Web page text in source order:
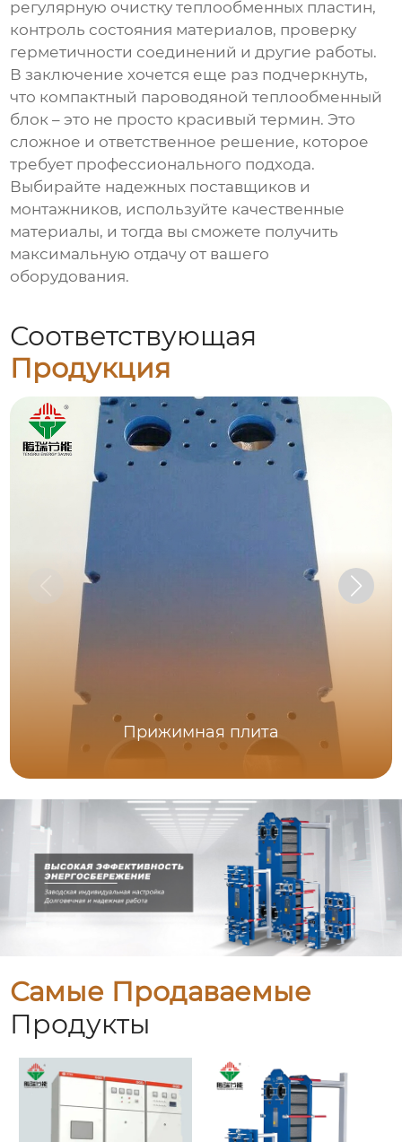
регулярную очистку теплообменных пластин,
контроль состояния материалов, проверку
герметичности соединений и другие работы.
В заключение хочется еще раз подчеркнуть,
что компактный пароводяной теплообменный
блок – это не просто красивый термин. Это
сложное и ответственное решение, которое
требует профессионального подхода.
Выбирайте надежных поставщиков и
монтажников, используйте качественные
материалы, и тогда вы сможете получить
максимальную отдачу от вашего
оборудования.
Соответствующая
Продукция
Прижимная плита
Самые Продаваемые
Продукты